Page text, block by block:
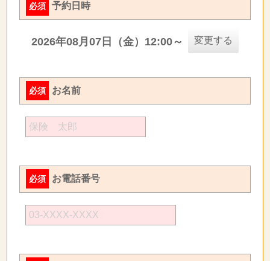
必須 予約日時
2026年08月07日（金）12:00～ 変更する
必須 お名前
必須 お電話番号